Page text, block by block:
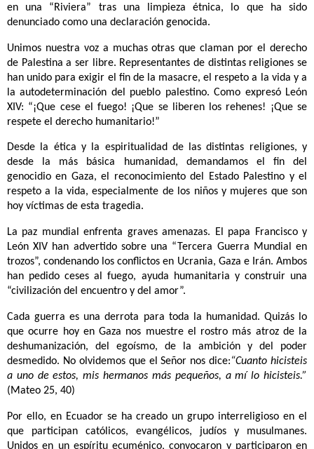
en una “Riviera” tras una limpieza étnica, lo que ha sido
denunciado como una declaración genocida.
Unimos nuestra voz a muchas otras que claman por el derecho
de Palestina a ser libre. Representantes de distintas religiones se
han unido para exigir el fin de la masacre, el respeto a la vida y a
la autodeterminación del pueblo palestino. Como expresó León
XIV: “¡Que cese el fuego! ¡Que se liberen los rehenes! ¡Que se
respete el derecho humanitario!”
Desde la ética y la espiritualidad de las distintas religiones, y
desde la más básica humanidad, demandamos el fin del
genocidio en Gaza, el reconocimiento del Estado Palestino y el
respeto a la vida, especialmente de los niños y mujeres que son
hoy víctimas de esta tragedia.
La paz mundial enfrenta graves amenazas. El papa Francisco y
León XIV han advertido sobre una “Tercera Guerra Mundial en
trozos”, condenando los conflictos en Ucrania, Gaza e Irán. Ambos
han pedido ceses al fuego, ayuda humanitaria y construir una
“civilización del encuentro y del amor”.
Cada guerra es una derrota para toda la humanidad. Quizás lo
que ocurre hoy en Gaza nos muestre el rostro más atroz de la
deshumanización, del egoísmo, de la ambición y del poder
desmedido. No olvidemos que el Señor nos dice:“Cuanto hicisteis
a uno de estos, mis hermanos más pequeños, a mí lo hicisteis.”
(Mateo 25, 40)
Por ello, en Ecuador se ha creado un grupo interreligioso en el
que participan católicos, evangélicos, judíos y musulmanes.
Unidos en un espíritu ecuménico, convocaron y participaron en